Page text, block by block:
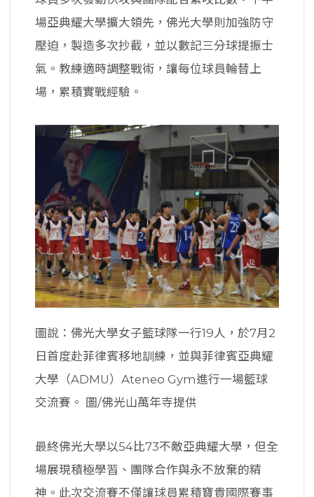
場亞典耀大學擴大領先，佛光大學則加強防守
壓迫，製造多次抄截，並以數記三分球提振士
氣。教練適時調整戰術，讓每位球員輪替上
場，累積實戰經驗。
圖說：佛光大學女子籃球隊一行19人，於7月2
日首度赴菲律賓移地訓練，並與菲律賓亞典耀
大學（ADMU）Ateneo Gym進行一場籃球
交流賽。 圖/佛光山萬年寺提供
最終佛光大學以54比73不敵亞典耀大學，但全
場展現積極學習、團隊合作與永不放棄的精
神。此次交流賽不僅讓球員累積寶貴國際賽事